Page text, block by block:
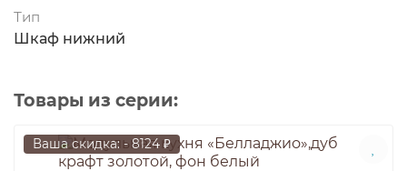
Тип
Шкаф нижний
Товары из серии:
Ваша скидка: - 8124 ₽